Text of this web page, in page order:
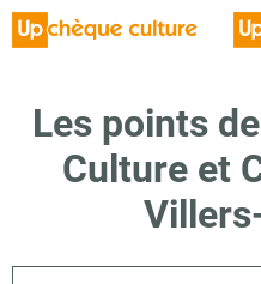
Les points
Culture et